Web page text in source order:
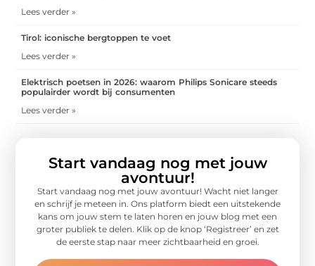
Lees verder »
Tirol: iconische bergtoppen te voet
Lees verder »
Elektrisch poetsen in 2026: waarom Philips Sonicare steeds
populairder wordt bij consumenten
Lees verder »
Start vandaag nog met jouw
avontuur!
Start vandaag nog met jouw avontuur! Wacht niet langer
en schrijf je meteen in. Ons platform biedt een uitstekende
kans om jouw stem te laten horen en jouw blog met een
groter publiek te delen. Klik op de knop ‘Registreer’ en zet
de eerste stap naar meer zichtbaarheid en groei.